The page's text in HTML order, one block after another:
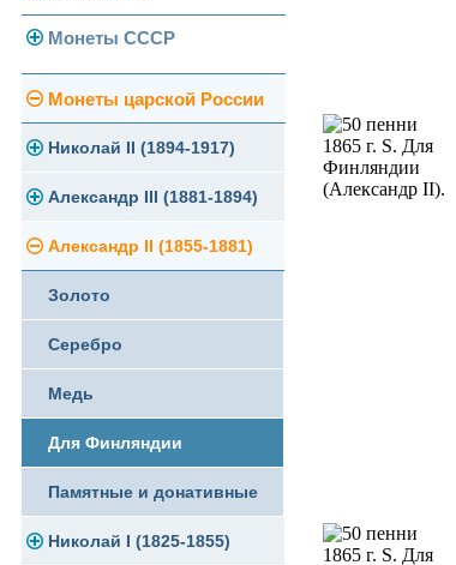
Современная Россия
Монеты 1991-1993 гг.
Памятные и юбилейные
Монеты СССР
Погодовка СССР
Монеты 1958 года
Золотые червонцы
Памятные и юбилейные
Монеты царской России
Николай II (1894-1917)
Золото
Серебро
Медь
Германская оккупация
Для Финляндии
Памятные и донативные
Александр III (1881-1894)
Золото
Серебро
Медь
Для Финляндии
Памятные и донативные
Александр II (1855-1881)
Золото
Серебро
Медь
Для Финляндии
Памятные и донативные
Николай I (1825-1855)